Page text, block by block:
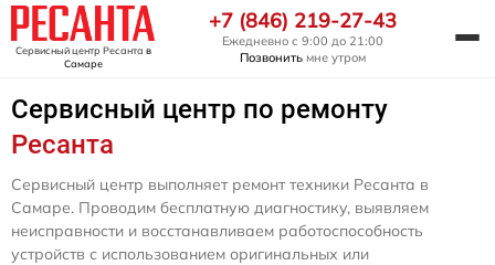
Сервисный центр Ресанта в
Самаре
+7 (846) 219-27-43
Ежедневно с 9:00 до 21:00
Позвонить мне утром
Сервисный центр по ремонту
Ресанта
Сервисный центр выполняет ремонт техники Ресанта в
Самаре. Проводим бесплатную диагностику, выявляем
неисправности и восстанавливаем работоспособность
устройств с использованием оригинальных или